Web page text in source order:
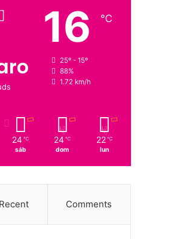
16 ℃
25º - 15º
88%
1.72 km/h
24 ℃
sáb
24 ℃
dom
22 ℃
lun
Recent Comments